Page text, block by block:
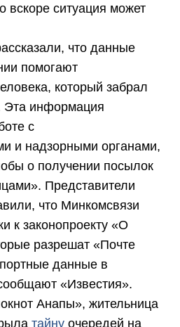
вскоре ситуация может
что данные
помогают
который забрал
Эта информация
с
и надзорными органами,
о получении посылок
Представители
что Минкомсвязи
к законопроекту «О
разрешат «Почте
данные в
«Известия».
Анапы», жительница
тайну очередей на